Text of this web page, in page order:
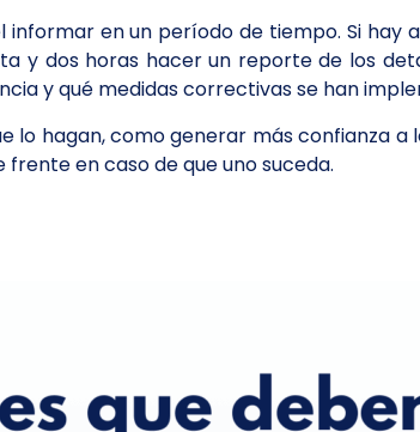
en un período de tiempo. Si hay
y dos horas hacer un reporte de los
y qué medidas correctivas se han
lo hagan, como generar más confianza
en caso de que uno suceda.